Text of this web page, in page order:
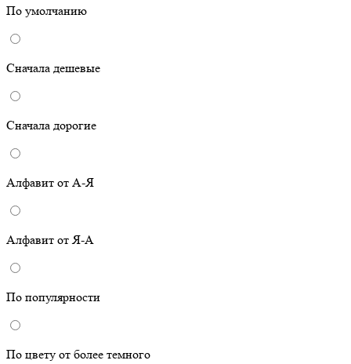
По умолчанию
Сначала дешевые
Сначала дорогие
Алфавит от А-Я
Алфавит от Я-А
По популярности
По цвету от более темного